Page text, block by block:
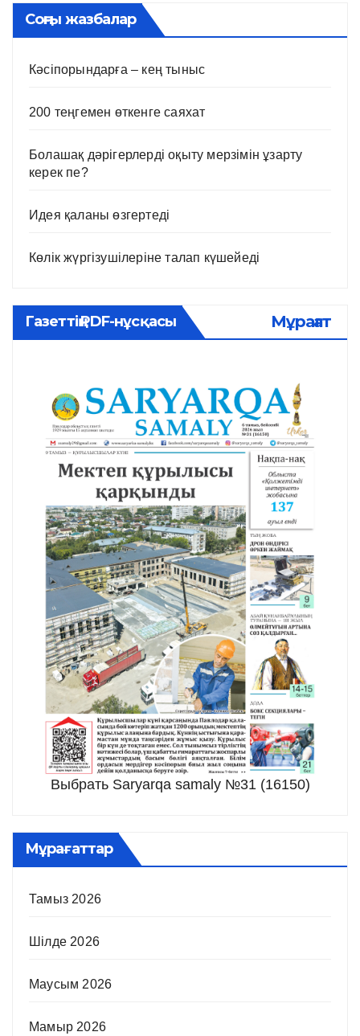
Соңғы жазбалар
Кәсіпорындарға – кең тыныс
200 теңгемен өткенге саяхат
Болашақ дәрігерлерді оқыту мерзімін ұзарту
керек пе?
Идея қаланы өзгертеді
Көлік жүргізушілеріне талап күшейеді
Газеттің PDF-нұсқасы Мұрағат
Выбрать Saryarqa samaly №31 (16150)
Мұрағаттар
Тамыз 2026
Шілде 2026
Маусым 2026
Мамыр 2026